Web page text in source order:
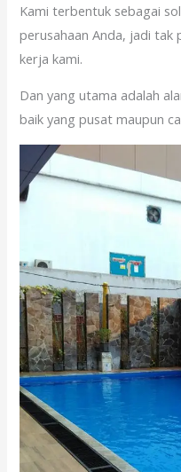
Kami terbentuk sebagai
perusahaan Anda, jadi tak
kerja kami.
Dan yang utama adalah
baik yang pusat maupun